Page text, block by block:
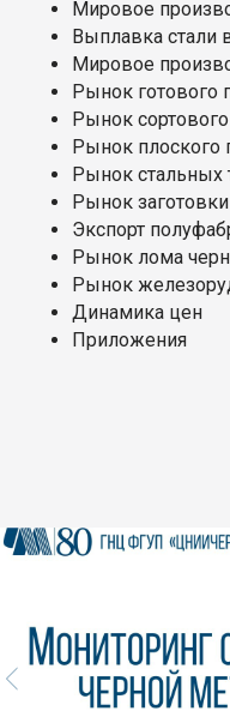
Мировое
Выплавка стали
Мировое
Рынок готового
Рынок
Рынок плоского
Рынок стальных
Рынок
Экспорт
Рынок лома
Рынок
Динамика цен
Приложения